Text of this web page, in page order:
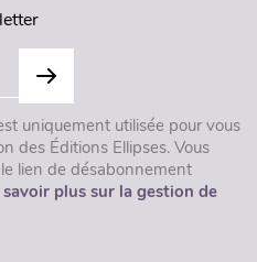
uniquement utilisée pour vous
des Éditions Ellipses. Vous
lien de désabonnement
savoir plus sur la gestion de